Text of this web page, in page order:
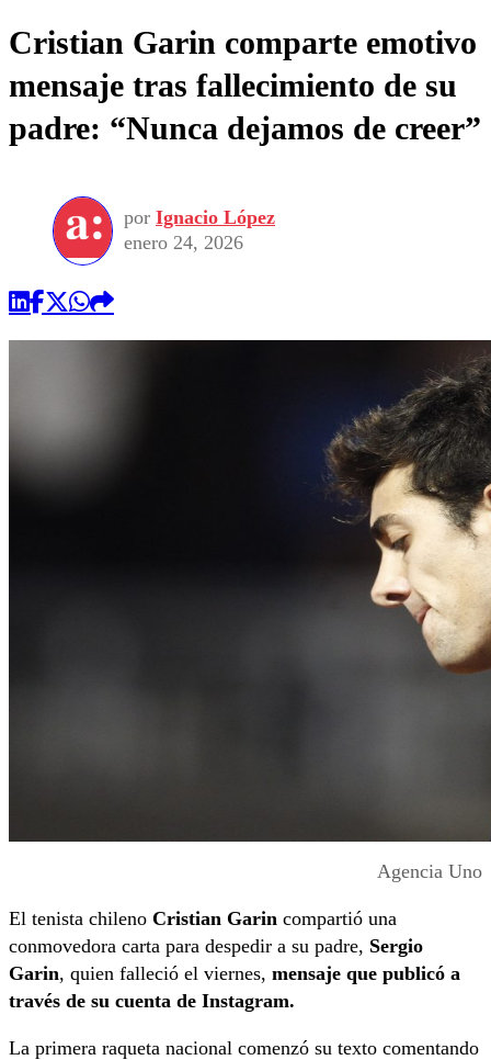
Cristian Garin comparte emotivo
mensaje tras fallecimiento de su
padre: “Nunca dejamos de creer”
por Ignacio López
enero 24, 2026
Agencia Uno
El tenista chileno Cristian Garin compartió una
conmovedora carta para despedir a su padre, Sergio
Garin, quien falleció el viernes, mensaje que publicó a
través de su cuenta de Instagram.
La primera raqueta nacional comenzó su texto comentando